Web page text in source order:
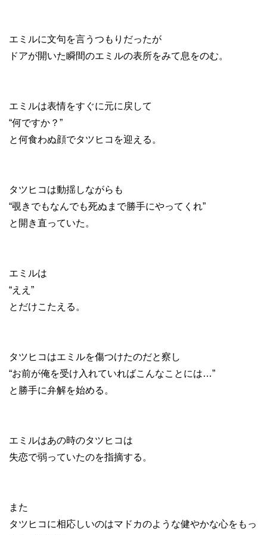
エミルに文句を言うつもりだったが
ドアが開いた瞬間のエミルの表所をみて息をのむ。
エミルは表情をすぐに元に戻して
“何ですか？”
と何食わぬ顔でタツヒコを迎える。
タツヒコは動揺しながらも
“覗きでもなんでも死ぬまで勝手にやってくれ”
と開き直っていた。
エミルは
“ええ”
とだけこたえる。
タツヒコはエミルを傷つけたのだと察し
“お前が俺を受け入れていればこんなことには…”
と勝手に弁解を始める。
エミルはあの時のタツヒコは
失恋で弱っていたのを指摘する。
また
タツヒコに相応しいのはマドカのような健やかな心をもっ